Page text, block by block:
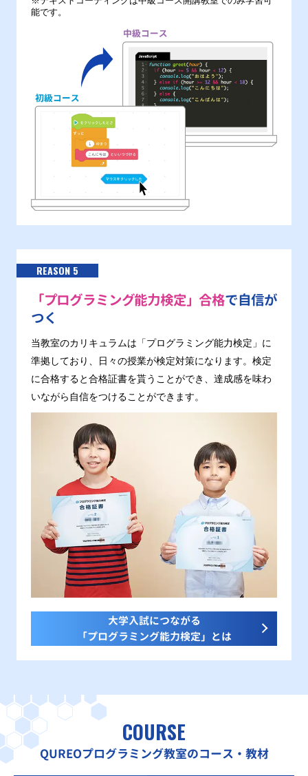
能です。
REASON 5
「プログラミング能力検定」合格で自信が
つく
当教室のカリキュラムは「プログラミング能力検定」に
準拠しており、日々の授業が検定対策になります。検定
に合格すると合格証書を貰うことができ、達成感を味わ
いながら自信をつけることができます。
大学入試につながる
「プログラミング能力検定」とは
COURSE
QUREOプログラミング教室のコース・教材